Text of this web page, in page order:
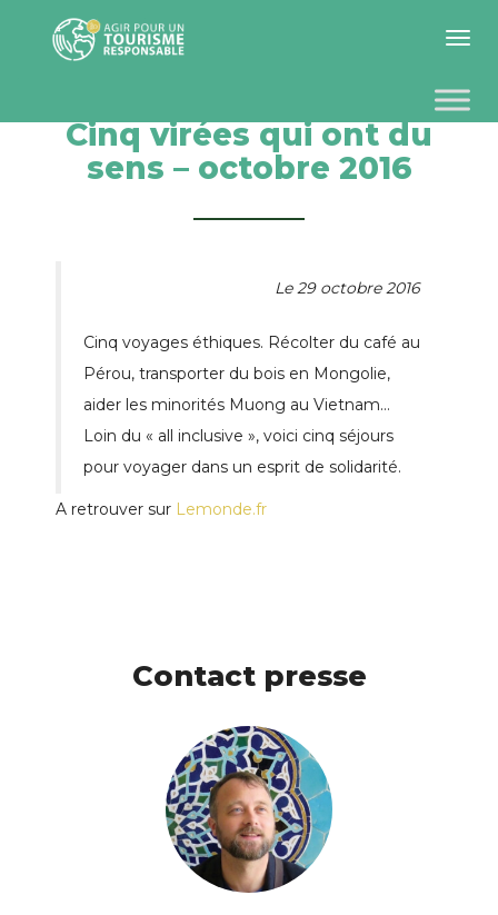
Toggle
Cinq virées qui ont du
sens – octobre 2016
Le 29 octobre 2016
Cinq voyages éthiques. Récolter du café au
Pérou, transporter du bois en Mongolie,
aider les minorités Muong au Vietnam…
Loin du « all inclusive », voici cinq séjours
pour voyager dans un esprit de solidarité.
A retrouver sur Lemonde.fr
Contact presse